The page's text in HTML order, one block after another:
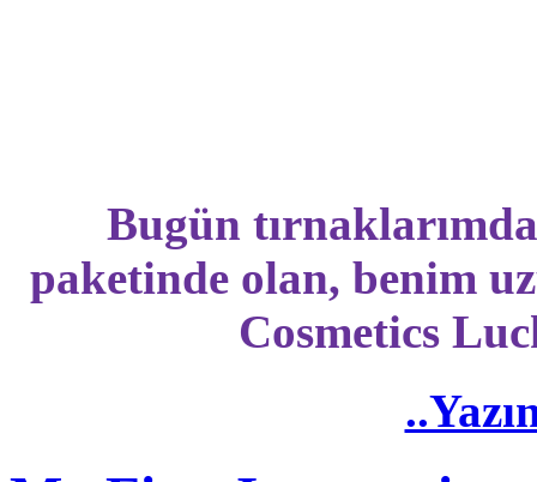
Bugün
paketinde olan, benim
Cosmetics